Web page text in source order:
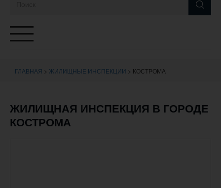
Переключатель
ГЛАВНАЯ > ЖИЛИЩНЫЕ ИНСПЕКЦИИ > КОСТРОМА
ЖИЛИЩНАЯ ИНСПЕКЦИЯ В ГОРОДЕ
КОСТРОМА